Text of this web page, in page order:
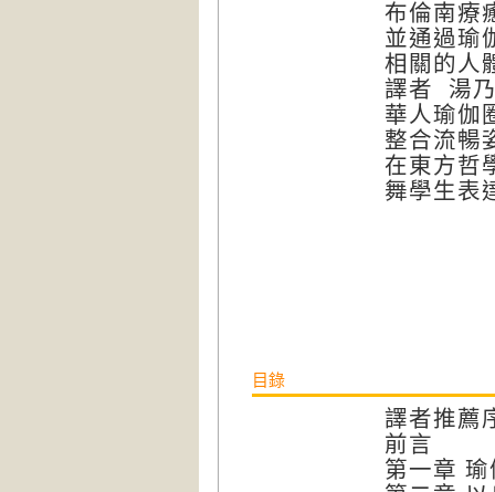
布倫南療
並通過瑜
相關的人
譯者 湯
華人瑜伽
整合流暢
在東方哲
舞學生表
目錄
譯者推薦
前言
第一章 瑜